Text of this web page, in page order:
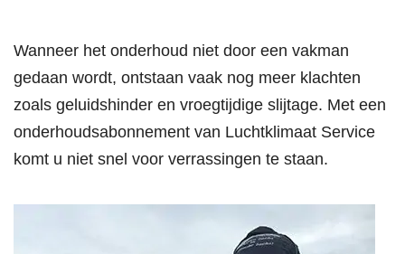
Wanneer het onderhoud niet door een vakman
gedaan wordt, ontstaan vaak nog meer klachten
zoals geluidshinder en vroegtijdige slijtage. Met een
onderhoudsabonnement van Luchtklimaat Service
komt u niet snel voor verrassingen te staan.